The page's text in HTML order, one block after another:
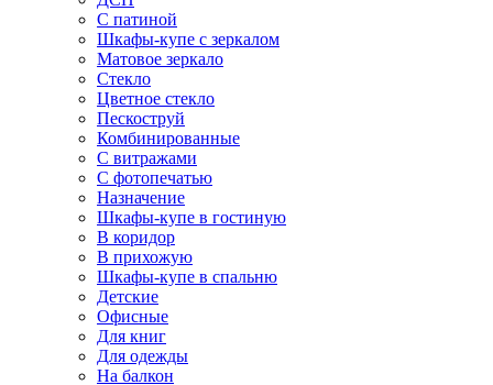
С патиной
Шкафы-купе с зеркалом
Матовое зеркало
Стекло
Цветное стекло
Пескоструй
Комбинированные
С витражами
С фотопечатью
Назначение
Шкафы-купе в гостиную
В коридор
В прихожую
Шкафы-купе в спальню
Детские
Офисные
Для книг
Для одежды
На балкон